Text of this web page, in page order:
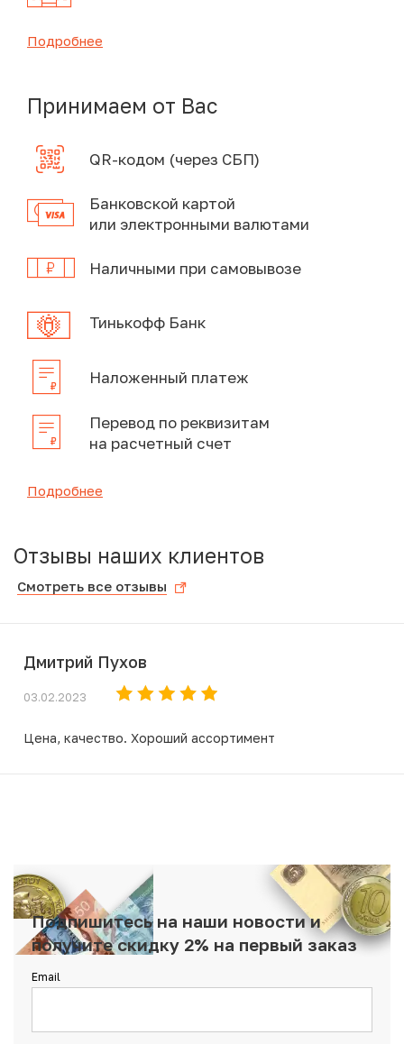
Подробнее
Принимаем от Вас
QR-кодом (через СБП)
Банковской картой
или электронными валютами
Наличными при самовывозе
Тинькофф Банк
Наложенный платеж
Перевод по реквизитам
на расчетный счет
Подробнее
Отзывы наших клиентов
Смотреть все отзывы
Дмитрий Пухов
03.02.2023
Цена, качество. Хороший ассортимент
Подпишитесь на наши новости и
получите скидку 2% на первый заказ
Email